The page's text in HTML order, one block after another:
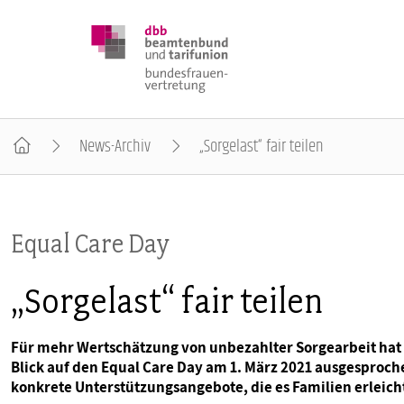
BUNDESTAGSWAHL 2025
POSITIONEN
SCHWERPUNKTTHEMEN
News-Archiv „Sorgelast“ fair teilen
Equal Care Day
„Sorgelast“ fair teilen
Für mehr Wertschätzung von unbezahlter Sorgearbeit
Blick auf den Equal Care Day am 1. März 2021
konkrete Unterstützungsangebote, die es Familien